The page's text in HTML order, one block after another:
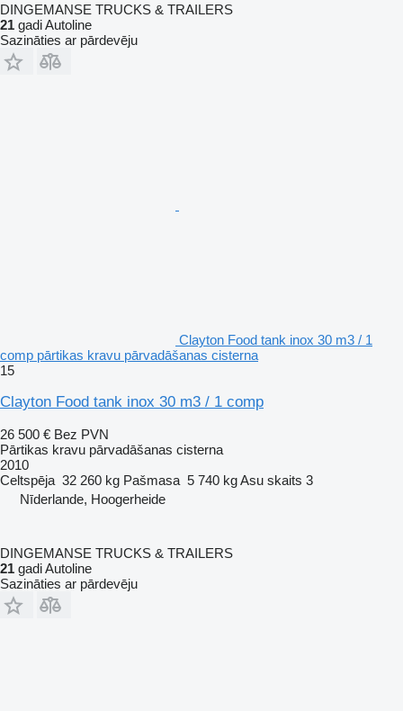
DINGEMANSE TRUCKS & TRAILERS
21 gadi Autoline
Sazināties ar pārdevēju
Clayton Food tank inox 30 m3 / 1
comp pārtikas kravu pārvadāšanas cisterna
15
Clayton Food tank inox 30 m3 / 1 comp
26 500 € Bez PVN
Pārtikas kravu pārvadāšanas cisterna
2010
Celtspēja 32 260 kg Pašmasa 5 740 kgAsu skaits 3
Nīderlande, Hoogerheide
DINGEMANSE TRUCKS & TRAILERS
21 gadi Autoline
Sazināties ar pārdevēju